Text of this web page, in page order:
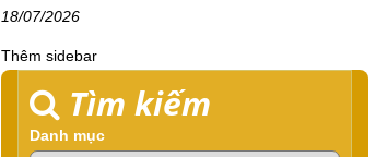
18/07/2026
Thêm sidebar
Tìm kiếm
Danh mục